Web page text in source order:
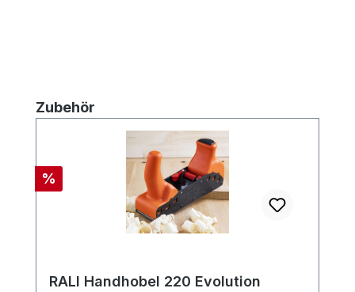
Produktgalerie überspringen
Zubehör
Rabatt
%
RALI Handhobel 220 Evolution